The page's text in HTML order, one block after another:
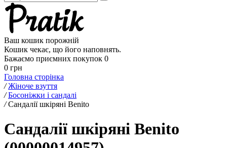
Ваш кошик порожній
Кошик чекає, що його наповнять.
Бажаємо приємних покупок 0
0 грн
Головна сторінка
/ Жіноче взуття
/ Босоніжки і сандалі
/ Сандалії шкіряні Benito
Сандалії шкіряні Benito